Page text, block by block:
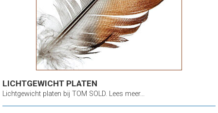
LICHTGEWICHT PLATEN
Lichtgewicht platen bij TOM SOLD. Lees meer...